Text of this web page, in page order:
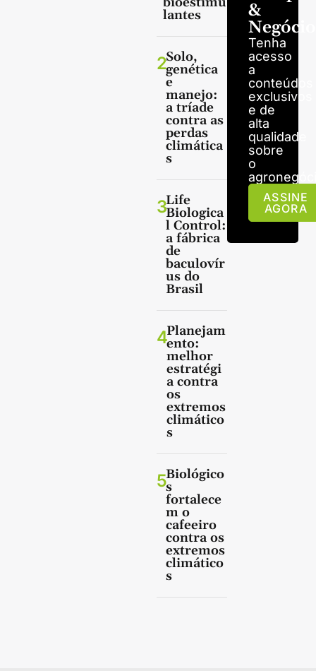
lantes
2Solo,
genética
e
manejo:
a tríade
contra as
perdas
climática
s
3Life
Biologica
l Control:
a fábrica
de
baculovír
us do
Brasil
4Planejam
ento:
melhor
estratégi
a contra
os
extremos
climático
s
5Biológico
s
fortalece
m o
cafeeiro
contra os
extremos
climático
s
&
Tenha
acesso
a
conteúdos
exclusivos
e de
alta
qualidade
sobre
o
ASSINE
AGORA